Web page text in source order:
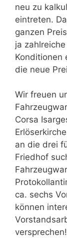
neu zu
eintreten.
ganzen
ja
Konditionen
die neue
Wir freuen
Corsa
an die drei
Friedhof
ca. sechs
können